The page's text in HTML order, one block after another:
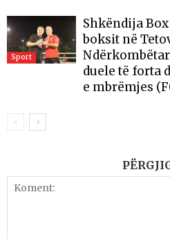
Sport
Shkëndija
boksit në
Ndërkombëtar
duele të forta
e mbrëmjes